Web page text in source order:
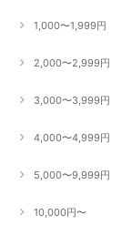
1,000〜1,999円
2,000〜2,999円
3,000〜3,999円
4,000〜4,999円
5,000〜9,999円
10,000円〜